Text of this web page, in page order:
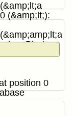
(&amp;lt;):
at
database
position 0